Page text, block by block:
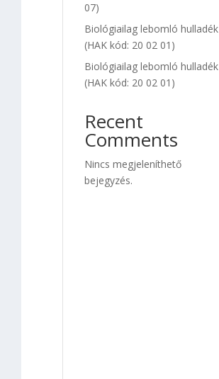
07)
Biológiailag lebomló hulladék
(HAK kód: 20 02 01)
Biológiailag lebomló hulladék
(HAK kód: 20 02 01)
Recent
Comments
Nincs megjeleníthető
bejegyzés.